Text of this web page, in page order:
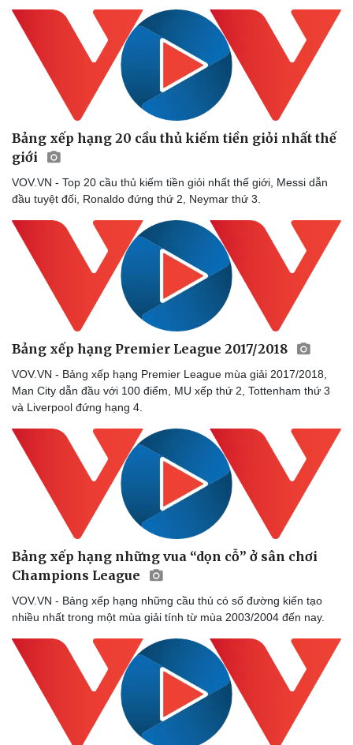
Sức khỏe
Dinh dưỡng - món ngon
Sản phụ khoa
Nam khoa
Làm đẹp - giảm cân
Phòng mạch online
Ăn sạch sống khỏe
Đời sống
Tình yêu - Gia đình
Bảng xếp hạng 20 cầu thủ kiếm tiền giỏi nhất thế
giới
VOV.VN - Top 20 cầu thủ kiếm tiền giỏi nhất thế giới, Messi dẫn
đầu tuyệt đối, Ronaldo đứng thứ 2, Neymar thứ 3.
Bảng xếp hạng Premier League 2017/2018
VOV.VN - Bảng xếp hạng Premier League mùa giải 2017/2018,
Man City dẫn đầu với 100 điểm, MU xếp thứ 2, Tottenham thứ 3
và Liverpool đứng hạng 4.
Bảng xếp hạng những vua “dọn cỗ” ở sân chơi
Champions League
VOV.VN - Bảng xếp hạng những cầu thủ có số đường kiến tạo
nhiều nhất trong một mùa giải tính từ mùa 2003/2004 đến nay.